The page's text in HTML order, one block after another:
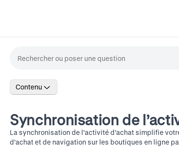
Contenu
Synchronisation de
La synchronisation de l’activité d’achat simplifie
d’achat et de navigation sur les boutiques en ligne